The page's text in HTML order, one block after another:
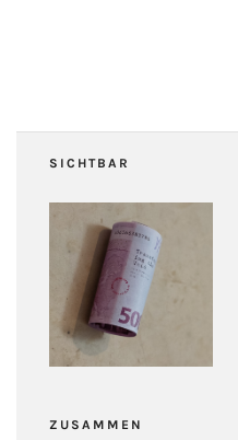
SICHTBAR
ZUSAMMEN